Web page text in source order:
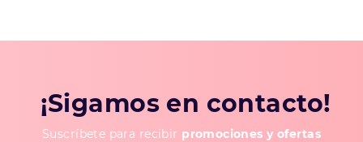
¡Sigamos en contacto!
Suscríbete para recibir promociones y ofertas